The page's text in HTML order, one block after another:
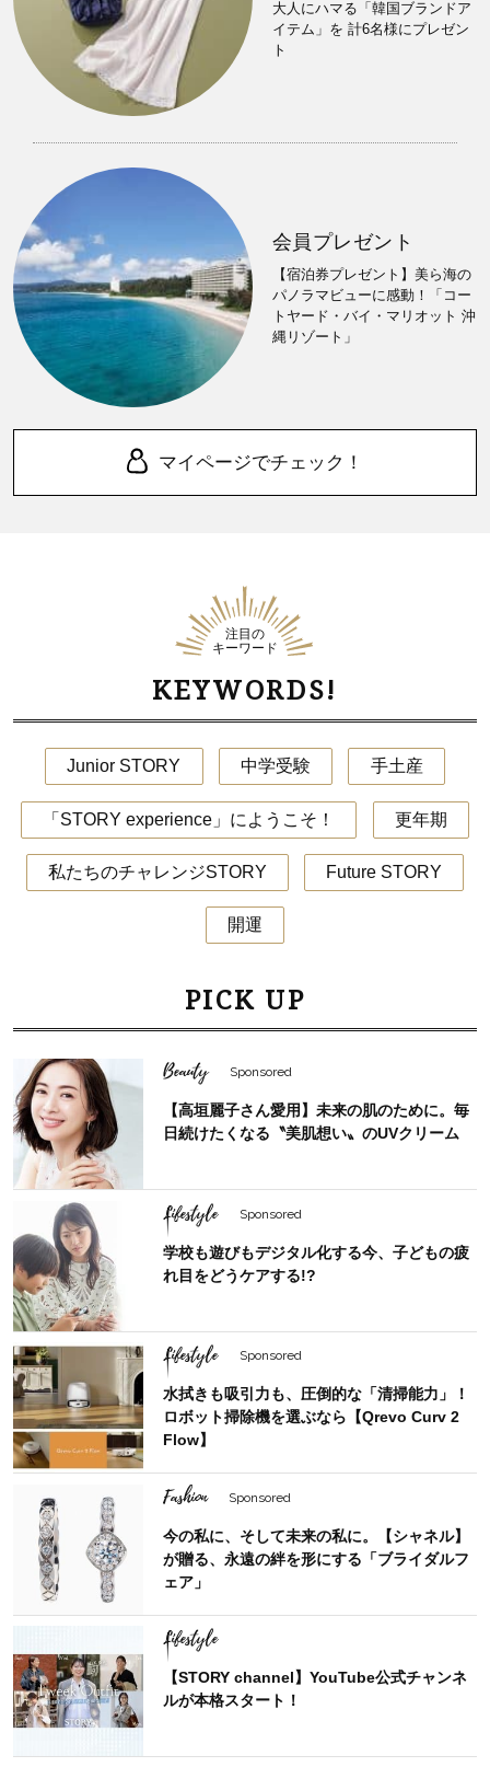
大人にハマる「韓国ブランドア
イテム」を 計6名様にプレゼン
ト
会員プレゼント
【宿泊券プレゼント】美ら海の
パノラマビューに感動！「コー
トヤード・バイ・マリオット 沖
縄リゾート」
マイページでチェック！
注目の
キーワード
KEYWORDS!
Junior STORY 中学受験 手土産
「STORY experience」にようこそ！ 更年期
私たちのチャレンジSTORY Future STORY
開運
PICK UP
Beauty Sponsored
【高垣麗子さん愛用】未来の肌のために。毎
日続けたくなる〝美肌想い〟のUVクリーム
Lifestyle Sponsored
学校も遊びもデジタル化する今、子どもの疲
れ目をどうケアする!?
Lifestyle Sponsored
水拭きも吸引力も、圧倒的な「清掃能力」！
ロボット掃除機を選ぶなら【Qrevo Curv 2
Flow】
Fashion Sponsored
今の私に、そして未来の私に。【シャネル】
が贈る、永遠の絆を形にする「ブライダルフ
ェア」
Lifestyle
【STORY channel】YouTube公式チャンネ
ルが本格スタート！